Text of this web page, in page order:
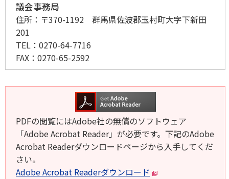
議会事務局
住所： 〒370-1192 群馬県佐波郡玉村町大字下新田
201
TEL： 0270-64-7716
FAX： 0270-65-2592
PDFの閲覧にはAdobe社の無償のソフトウェア
「Adobe Acrobat Reader」が必要です。下記のAdobe
Acrobat Readerダウンロードページから入手してくだ
さい。
Adobe Acrobat Readerダウンロード